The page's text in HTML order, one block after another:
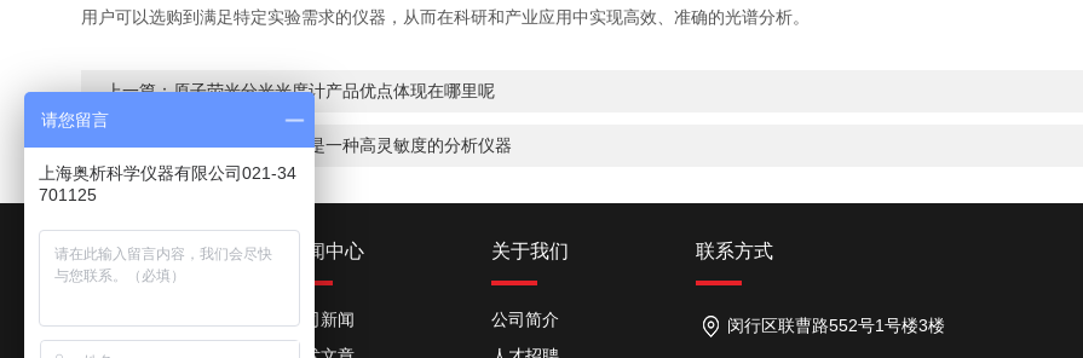
用户可以选购到满足特定实验需求的仪器，从而在科研和产业应用中实现高效、准确的光谱分析。
上一篇：原子荧光分光光度计产品优点体现在哪里呢
下一篇：超微量分光光度计是一种高灵敏度的分析仪器
产品中心 新闻中心
公司新闻
关于我们
公司简介
联系方式
闵行区联曹路552号1号楼3楼
请您留言
上海奥析科学仪器有限公司021-34
701125